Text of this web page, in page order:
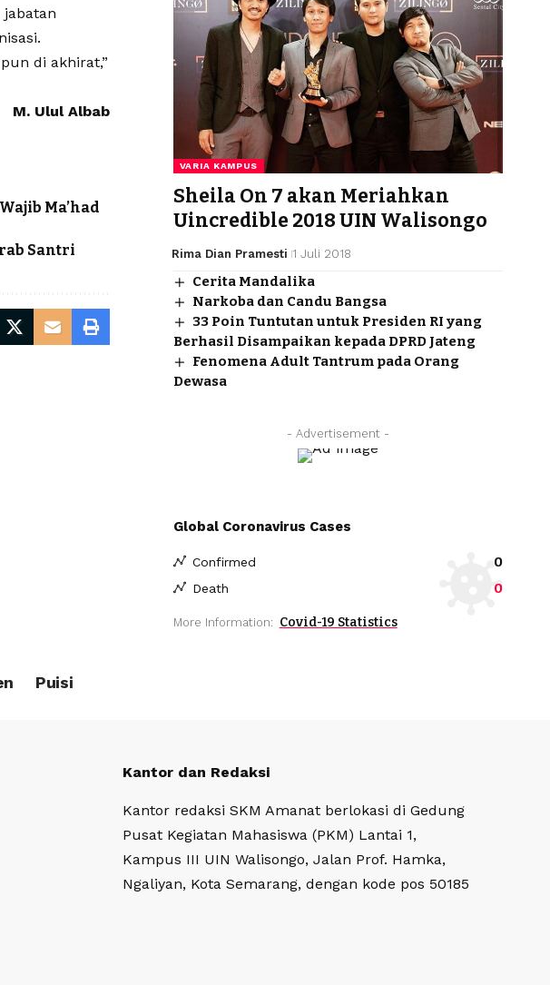
di akhirat,”
M. Ulul Albab
Ma’had
Santri
VARIA KAMPUS
Sheila On 7 akan Meriahkan
Uincredible 2018 UIN Walisongo
Rima Dian Pramesti 1 Juli 2018
Cerita Mandalika
Narkoba dan Candu Bangsa
33 Poin Tuntutan untuk Presiden RI yang
Berhasil Disampaikan kepada DPRD Jateng
Fenomena Adult Tantrum pada Orang
Dewasa
- Advertisement -
Global Coronavirus Cases
Confirmed 0
Death 0
More Information: Covid-19 Statistics
Puisi
Kantor dan Redaksi
Kantor redaksi SKM Amanat berlokasi di Gedung
Pusat Kegiatan Mahasiswa (PKM) Lantai 1,
Kampus III UIN Walisongo, Jalan Prof. Hamka,
Ngaliyan, Kota Semarang, dengan kode pos 50185